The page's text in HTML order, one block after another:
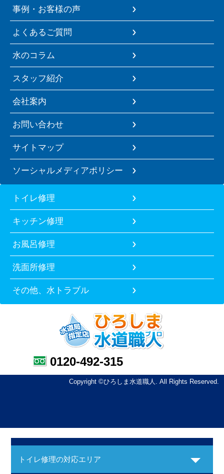
事例・お客様の声
よくあるご質問
水のコラム
スタッフ紹介
会社案内
お問い合わせ
サイトマップ
ソーシャルメディアポリシー
トイレ修理
キッチン修理
お風呂修理
洗面所修理
その他、水トラブル
0120-492-315
Copyright ©ひろしま水道職人. All Rights Reserved.
トイレ修理の対応エリア